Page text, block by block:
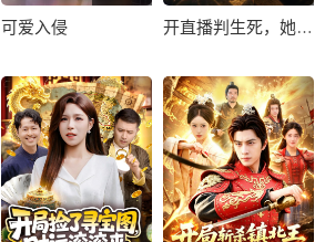
可爱入侵 开直播判生死，她是天道你记住